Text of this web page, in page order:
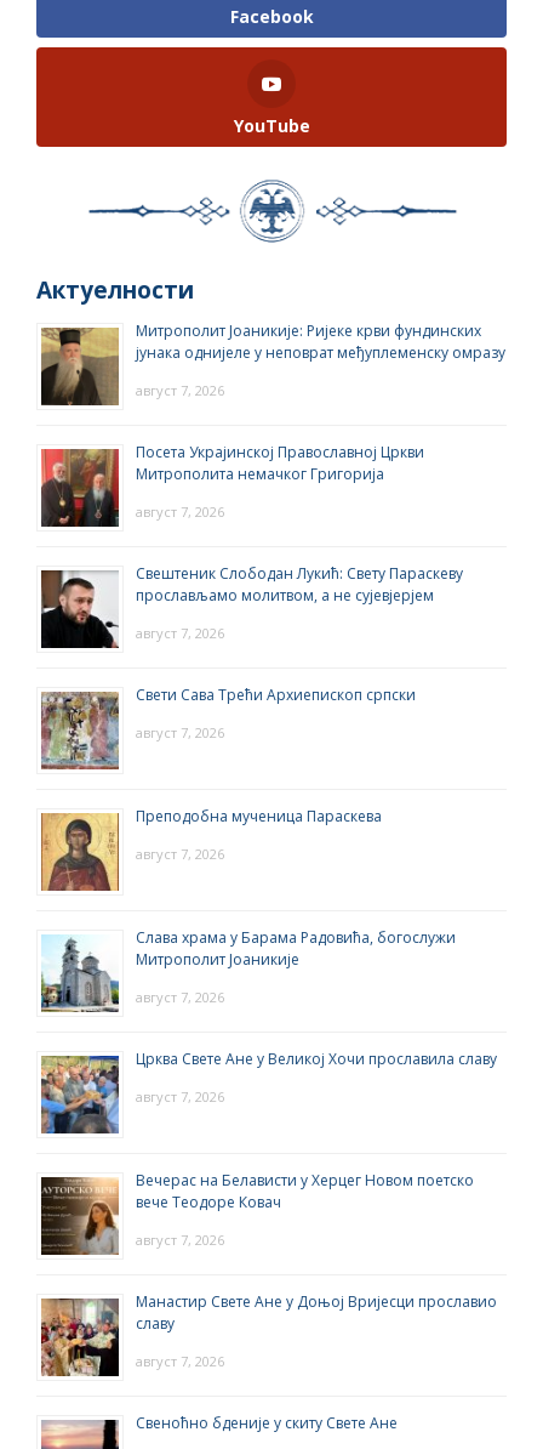
Facebook
YouTube
Актуелности
Митрополит Јоаникије: Ријеке крви фундинских
јунака однијеле у неповрат међуплеменску омразу
август 7, 2026
Посета Украјинској Православној Цркви
Митрополита немачког Григорија
август 7, 2026
Свештеник Слободан Лукић: Свету Параскеву
прослављамо молитвом, а не сујевјерјем
август 7, 2026
Свети Сава Трећи Архиепископ српски
август 7, 2026
Преподобна мученица Параскева
август 7, 2026
Слава храма у Барама Радовића, богослужи
Митрополит Јоаникије
август 7, 2026
Црква Свете Ане у Великој Хочи прославила славу
август 7, 2026
Вечерас на Белависти у Херцег Новом поетско
вече Теодоре Ковач
август 7, 2026
Манастир Свете Ане у Доњој Вријесци прославио
славу
август 7, 2026
Свеноћно бденије у скиту Свете Ане